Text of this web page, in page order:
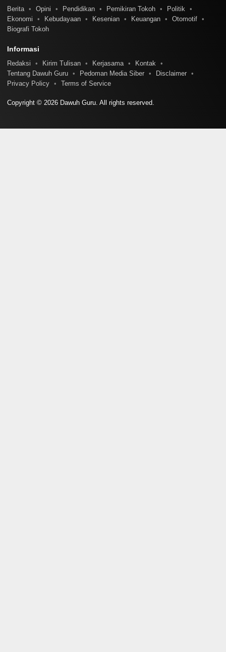
Berita Opini Pendidikan Pemikiran Tokoh
Politik
Ekonomi
Kebudayaan Kesenian Keuangan
Otomotif
Biografi Tokoh
Informasi
Redaksi Kirim Tulisan Kerjasama
Kontak
Tentang Dawuh Guru
Pedoman Media Siber
Disclaimer
Privacy Policy
Terms of Service
Copyright © 2026 Dawuh Guru. All rights reserved.